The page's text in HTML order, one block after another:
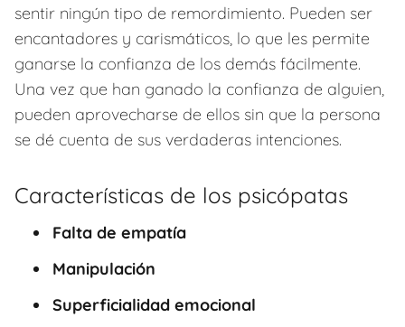
sentir ningún tipo de remordimiento. Pueden ser
encantadores y carismáticos, lo que les permite
ganarse la confianza de los demás fácilmente.
Una vez que han ganado la confianza de alguien,
pueden aprovecharse de ellos sin que la persona
se dé cuenta de sus verdaderas intenciones.
Características de los psicópatas
Falta de empatía
Manipulación
Superficialidad emocional